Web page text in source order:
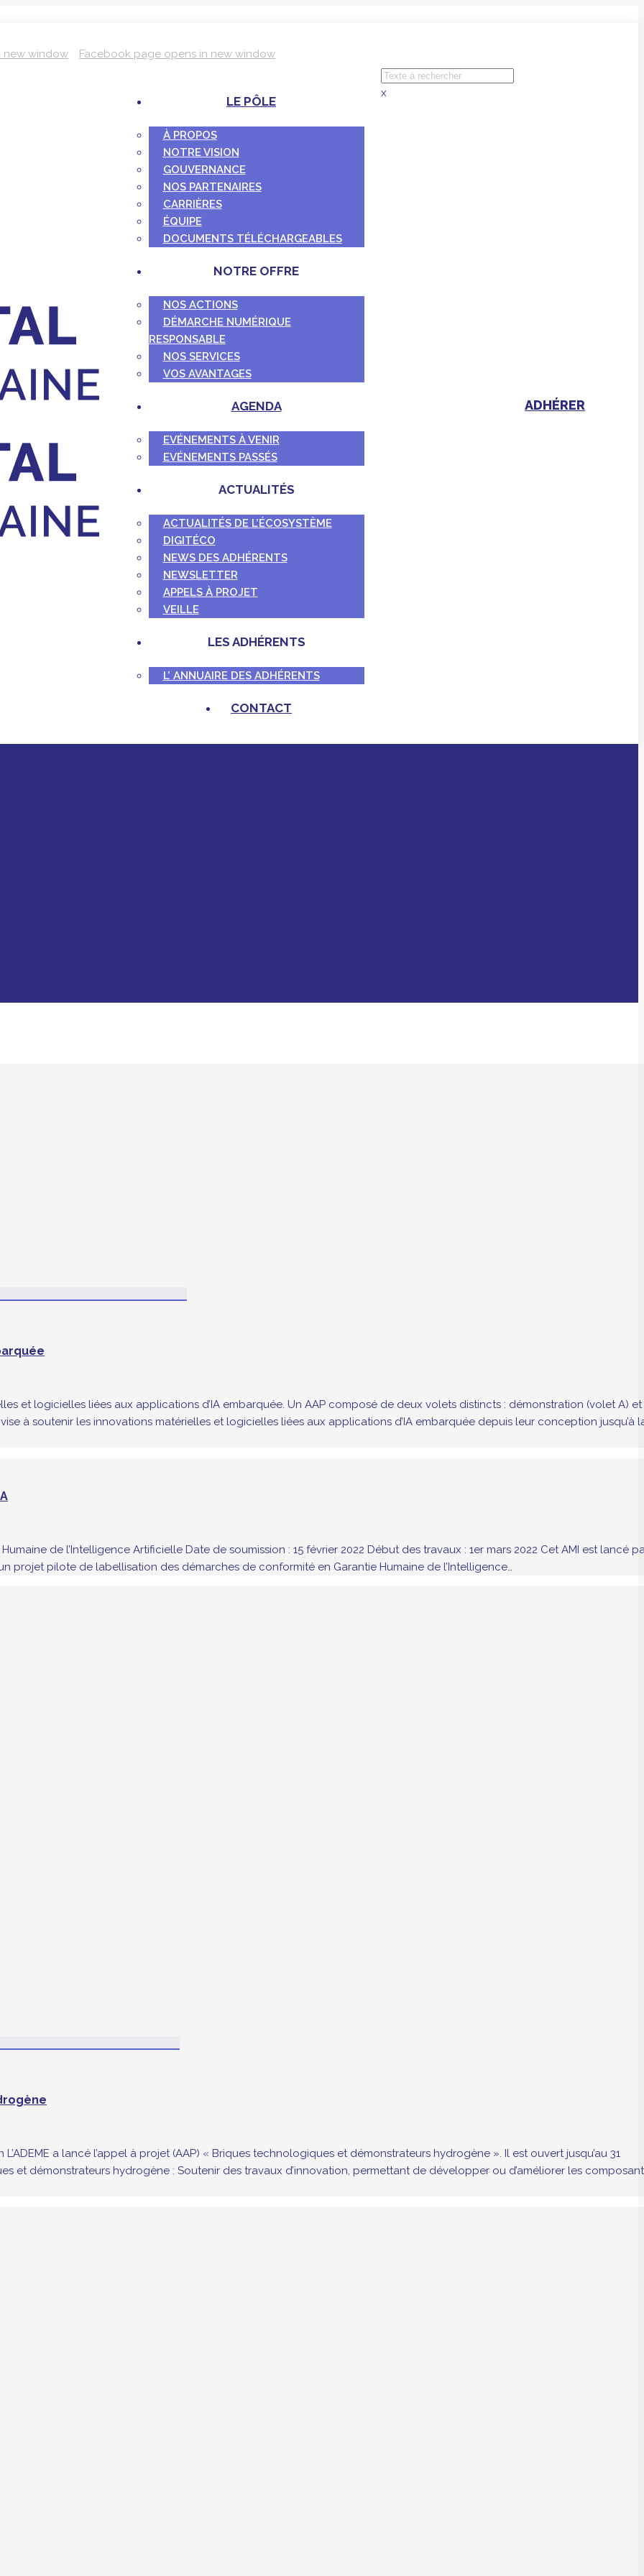
new window Facebook page opens in new window
LE PÔLE
À PROPOS
NOTRE VISION
GOUVERNANCE
NOS PARTENAIRES
CARRIÈRES
ÉQUIPE
DOCUMENTS TÉLÉCHARGEABLES
NOTRE OFFRE
NOS ACTIONS
DÉMARCHE NUMÉRIQUE
RESPONSABLE
NOS SERVICES
VOS AVANTAGES
AGENDA
EVÉNEMENTS À VENIR
EVÉNEMENTS PASSÉS
ACTUALITÉS
ACTUALITÉS DE L’ÉCOSYSTÈME
DIGITÉCO
NEWS DES ADHÉRENTS
NEWSLETTER
APPELS À PROJET
VEILLE
LES ADHÉRENTS
L’ ANNUAIRE DES ADHÉRENTS
CONTACT
x
ADHÉRER
et logicielles liées aux applications d’IA embarquée. Un AAP composé de deux volets distincts : démonstration (volet A) et
à soutenir les innovations matérielles et logicielles liées aux applications d’IA embarquée depuis leur conception jusqu’à
de l’Intelligence Artificielle Date de soumission : 15 février 2022 Début des travaux : 1er mars 2022 Cet AMI est lancé
projet pilote de labellisation des démarches de conformité en Garantie Humaine de l’Intelligence…
a lancé l’appel à projet (AAP) « Briques technologiques et démonstrateurs hydrogène ». Il est ouvert jusqu’au 31
et démonstrateurs hydrogène : Soutenir des travaux d’innovation, permettant de développer ou d’améliorer les